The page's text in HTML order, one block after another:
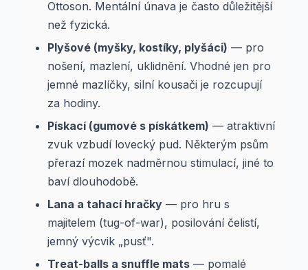
Ottoson. Mentální únava je často důležitější
než fyzická.
Plyšové (myšky, kostíky, plyšáci) — pro
nošení, mazlení, uklidnění. Vhodné jen pro
jemné mazlíčky, silní kousači je rozcupují
za hodiny.
Pískací (gumové s pískátkem) — atraktivní
zvuk vzbudí lovecký pud. Některým psům
přerazí mozek nadměrnou stimulací, jiné to
baví dlouhodobě.
Lana a tahací hračky — pro hru s
majitelem (tug-of-war), posilování čelistí,
jemný výcvik „pusť".
Treat-balls a snuffle mats — pomalé